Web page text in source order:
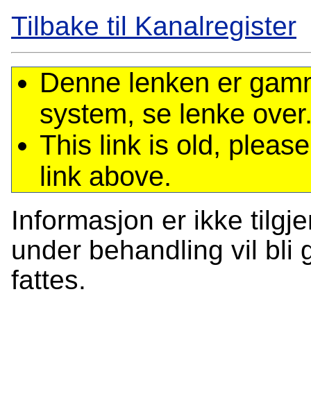
Tilbake til Kanalregister
Denne lenken er
system, se lenke
This link is old,
link above.
Informasjon er ikke
under behandling vil bli
fattes.